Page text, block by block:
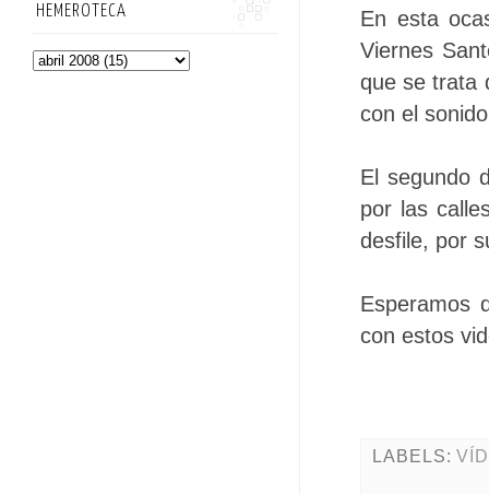
En esta
Viernes
que se trata
con el
El segundo
por las
desfile, por
Esperamos
con estos
LABELS:
HEMEROTECA